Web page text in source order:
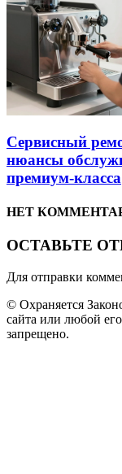
Сервисный
нюансы
премиум-класса
НЕТ
ОСТАВЬТЕ
Для отправки
© Охраняется
сайта или любой его
запрещено.